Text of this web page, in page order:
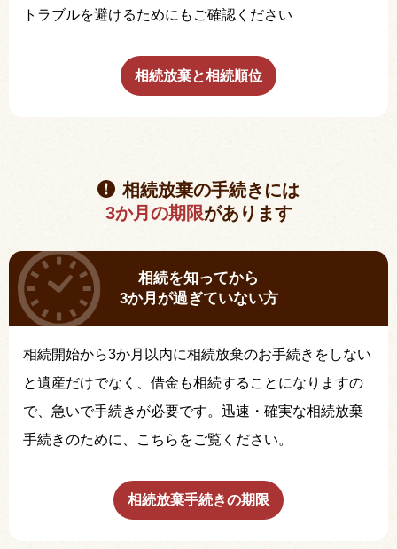
トラブルを避けるためにもご確認ください
相続放棄と相続順位
相続放棄の手続きには
3か月の期限があります
相続を知ってから
3か月が過ぎていない方
相続開始から3か月以内に相続放棄のお手続きをしない
と遺産だけでなく、借金も相続することになりますの
で、急いで手続きが必要です。迅速・確実な相続放棄
手続きのために、こちらをご覧ください。
相続放棄手続きの期限